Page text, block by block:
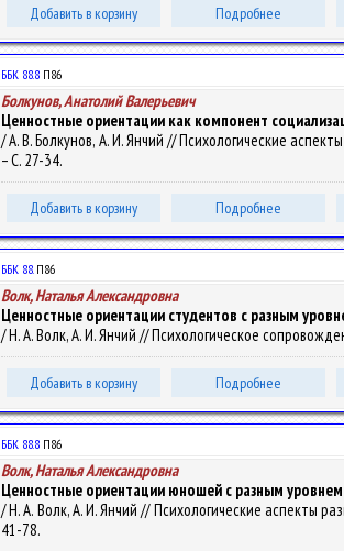
Добавить в корзину Подробнее
ББК 88.8 П86
Болкунов, Анатолий Валерьевич
Ценностные ориентации как компонент
/ А. В. Болкунов, А. И. Янчий // Психологические
– С. 27-34.
Добавить в корзину Подробнее
ББК 88.П86
Волк, Наталья Александровна
Ценностные ориентации студентов с разным
/ Н. А. Волк, А. И. Янчий // Психологическое
Добавить в корзину Подробнее
ББК 88.8 П86
Волк, Наталья Александровна
Ценностные ориентации юношей с разным
/ Н. А. Волк, А. И. Янчий // Психологические аспекты
41-78.